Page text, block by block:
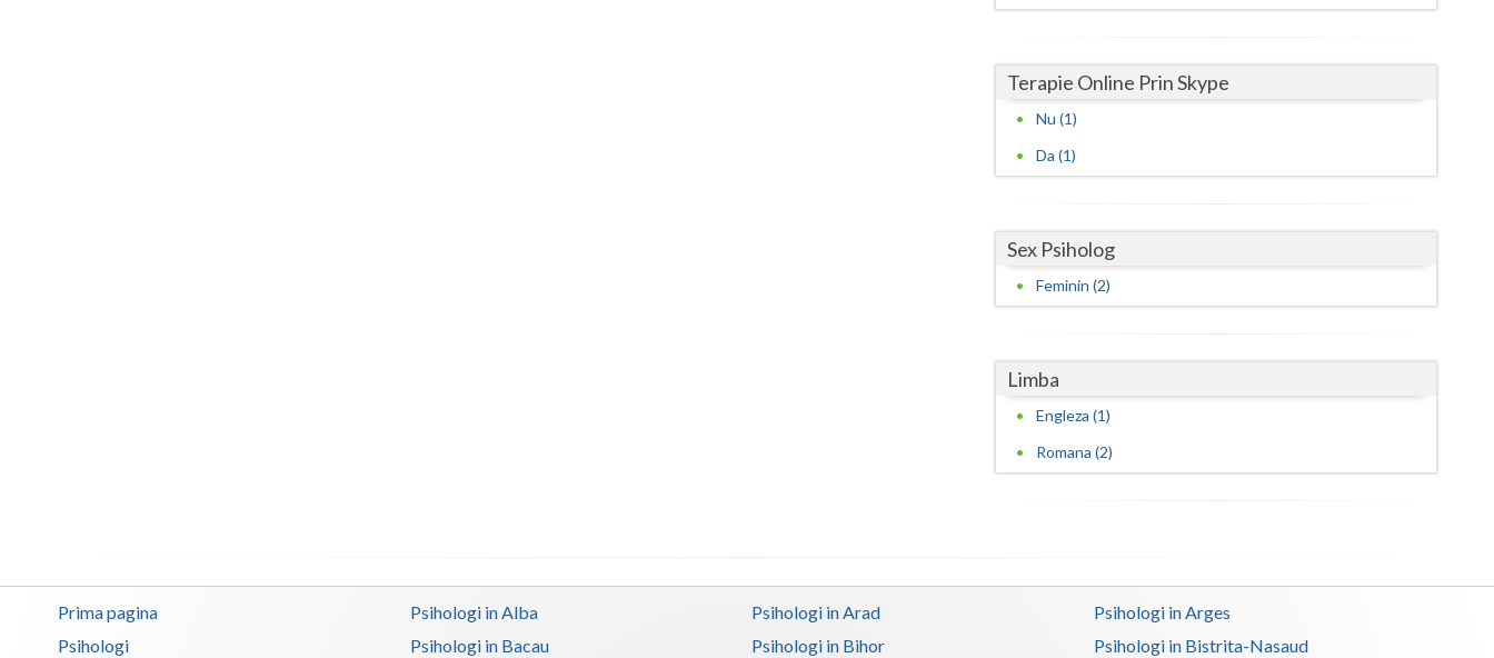
Olt
Terapie Online Prin Skype
Nu (1)
Da (1)
Sex Psiholog
Feminin (2)
Limba
Engleza (1)
Romana (2)
Prima pagina
Psihologi
Psihologi in Alba Psihologi in Arad
Psihologi in Arges
Psihologi in Bacau
Psihologi in Bihor Psihologi in Bistrita-Nasaud